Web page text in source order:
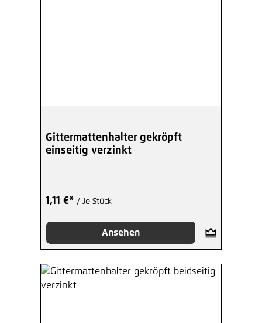
Gittermattenhalter gekröpft
einseitig verzinkt
1,11 €* / Je Stück
Ansehen